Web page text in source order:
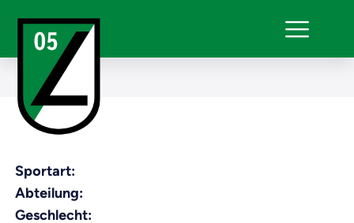
Sportart:
Abteilung:
Geschlecht: